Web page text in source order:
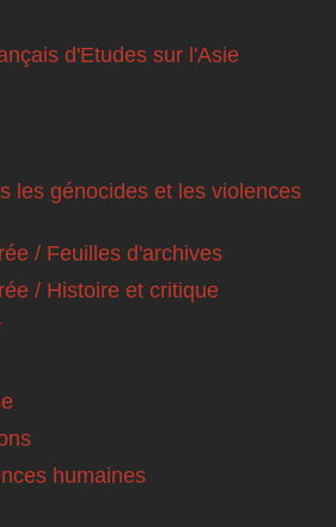
d'Etudes sur l'Asie
les génocides et les violences
/ Feuilles d'archives
/ Histoire et critique
humaines